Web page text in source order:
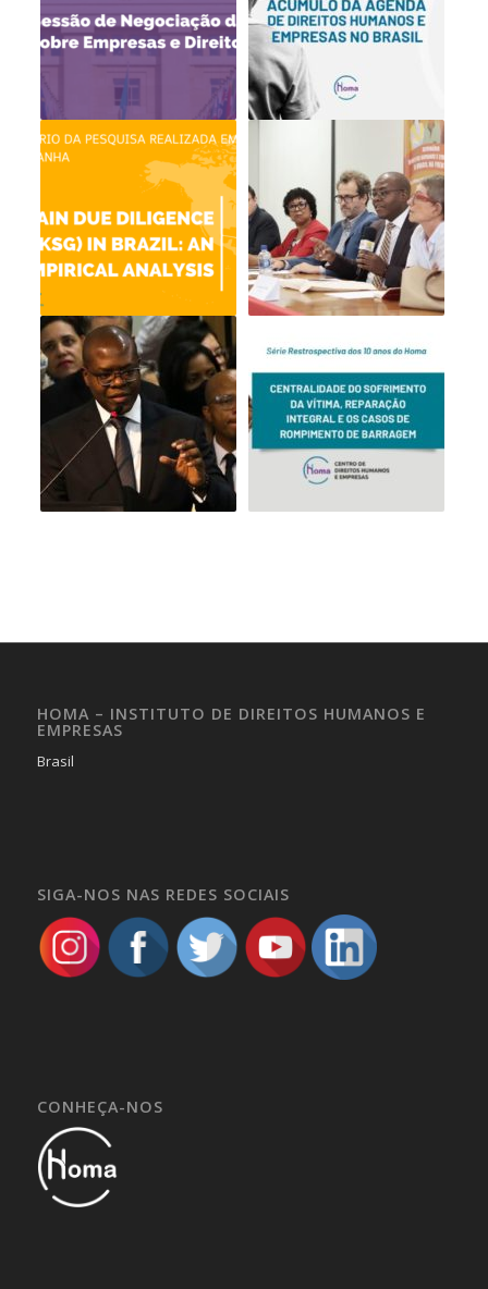
HOMA – INSTITUTO DE DIREITOS HUMANOS E
EMPRESAS
Brasil
SIGA-NOS NAS REDES SOCIAIS
CONHEÇA-NOS